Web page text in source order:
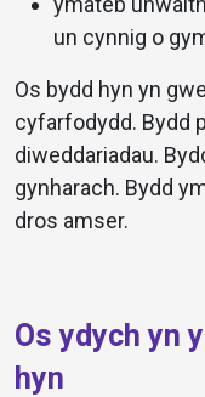
un cynnig o
Os bydd hyn yn
cyfarfodydd. Bydd
diweddariadau.
gynharach. Bydd
dros amser.
Os ydych yn
hyn